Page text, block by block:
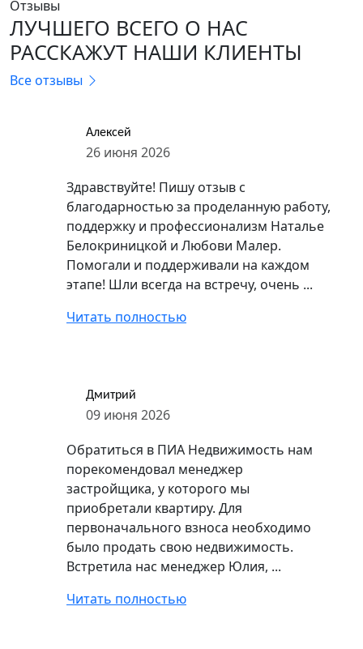
Отзывы
ЛУЧШЕГО ВСЕГО О НАС
РАССКАЖУТ НАШИ КЛИЕНТЫ
Все отзывы
Алексей
26 июня 2026
Здравствуйте! Пишу отзыв с
благодарностью за проделанную работу,
поддержку и профессионализм Наталье
Белокриницкой и Любови Малер.
Помогали и поддерживали на каждом
этапе! Шли всегда на встречу, очень ...
Читать полностью
Дмитрий
09 июня 2026
Обратиться в ПИА Недвижимость нам
порекомендовал менеджер
застройщика, у которого мы
приобретали квартиру. Для
первоначального взноса необходимо
было продать свою недвижимость.
Встретила нас менеджер Юлия, ...
Читать полностью